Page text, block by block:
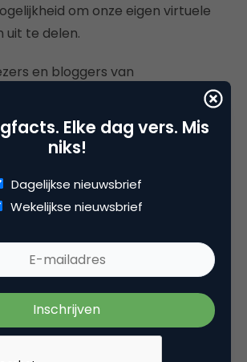
om onze eigen virtuele
uit te delen.
en bloggers van
& Design aller tijden met ons te
‘all time favorites’: ‘The Ask
website vanFlash-designer Gleb
Graphic, het voorbeeld van
en
Dialog, het voorbeeld van een
advertentie.
Elke dag vers. Mis
niks!
Dagelijkse nieuwsbrief
Wekelijkse nieuwsbrief